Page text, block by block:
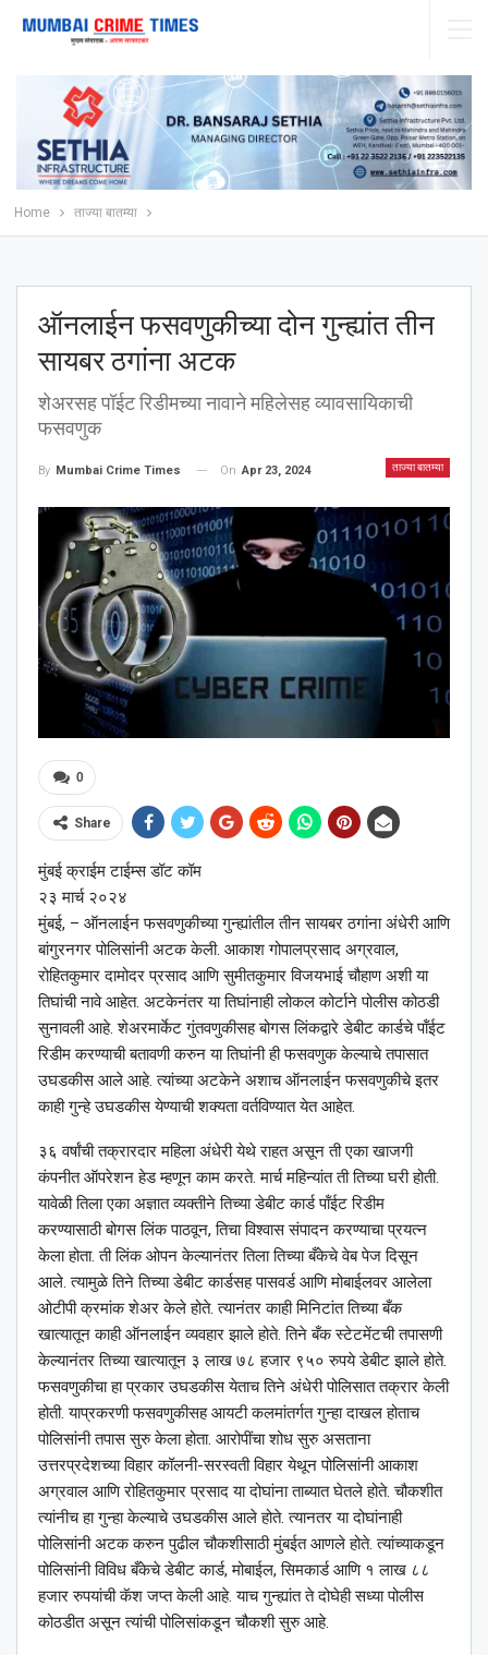
Home ताज्या बातम्या
ऑनलाईन फसवणुकीच्या दोन गुन्ह्यांत तीन
सायबर ठगांना अटक
शेअरसह पॉईट रिडीमच्या नावाने महिलेसह व्यावसायिकाची
फसवणुक
ताज्या बातम्या
By Mumbai Crime Times On Apr 23, 2024
0
Share
मुंबई क्राईम टाईम्स डॉट कॉम
२३ मार्च २०२४
मुंबई, – ऑनलाईन फसवणुकीच्या गुन्ह्यांतील तीन सायबर ठगांना अंधेरी आणि
बांगुरनगर पोलिसांनी अटक केली. आकाश गोपालप्रसाद अग्रवाल,
रोहितकुमार दामोदर प्रसाद आणि सुमीतकुमार विजयभाई चौहाण अशी या
तिघांची नावे आहेत. अटकेनंतर या तिघांनाही लोकल कोर्टाने पोलीस कोठडी
सुनावली आहे. शेअरमार्केट गुंतवणुकीसह बोगस लिंकद्वारे डेबीट कार्डचे पॉंईट
रिडीम करण्याची बतावणी करुन या तिघांनी ही फसवणुक केल्याचे तपासात
उघडकीस आले आहे. त्यांच्या अटकेने अशाच ऑनलाईन फसवणुकीचे इतर
काही गुन्हे उघडकीस येण्याची शक्यता वर्तविण्यात येत आहेत.
३६ वर्षांची तक्रारदार महिला अंधेरी येथे राहत असून ती एका खाजगी
कंपनीत ऑपरेशन हेड म्हणून काम करते. मार्च महिन्यांत ती तिच्या घरी होती.
यावेळी तिला एका अज्ञात व्यक्तीने तिच्या डेबीट कार्ड पॉंईट रिडीम
करण्यासाठी बोगस लिंक पाठवून, तिचा विश्‍वास संपादन करण्याचा प्रयत्न
केला होता. ती लिंक ओपन केल्यानंतर तिला तिच्या बँकेचे वेब पेज दिसून
आले. त्यामुळे तिने तिच्या डेबीट कार्डसह पासवर्ड आणि मोबाईलवर आलेला
ओटीपी क्रमांक शेअर केले होते. त्यानंतर काही मिनिटांत तिच्या बँक
खात्यातून काही ऑनलाईन व्यवहार झाले होते. तिने बँक स्टेटमेंटची तपासणी
केल्यानंतर तिच्या खात्यातून ३ लाख ७८ हजार ९५० रुपये डेबीट झाले होते.
फसवणुकीचा हा प्रकार उघडकीस येताच तिने अंधेरी पोलिसात तक्रार केली
होती. याप्रकरणी फसवणुकीसह आयटी कलमांतर्गत गुन्हा दाखल होताच
पोलिसांनी तपास सुरु केला होता. आरोपींचा शोध सुरु असताना
उत्तरप्रदेशच्या विहार कॉलनी-सरस्वती विहार येथून पोलिसांनी आकाश
अग्रवाल आणि रोहितकुमार प्रसाद या दोघांना ताब्यात घेतले होते. चौकशीत
त्यांनीच हा गुन्हा केल्याचे उघडकीस आले होते. त्यानतर या दोघांनाही
पोलिसांनी अटक करुन पुढील चौकशीसाठी मुंबईत आणले होते. त्यांच्याकडून
पोलिसांनी विविध बँकेचे डेबीट कार्ड, मोबाईल, सिमकार्ड आणि १ लाख ८८
हजार रुपयांची कॅश जप्त केली आहे. याच गुन्ह्यांत ते दोघेही सध्या पोलीस
कोठडीत असून त्यांची पोलिसांकडून चौकशी सुरु आहे.